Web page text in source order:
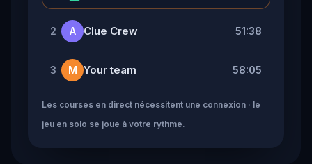
2 A Clue Crew 51:38
3 M Your team 58:05
Les courses en direct nécessitent une connexion · le
jeu en solo se joue à votre rythme.